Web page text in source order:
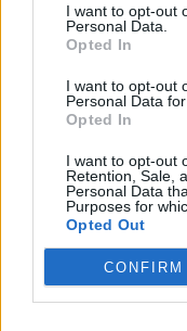
I want to opt-out
Personal Data.
Opted In
I want to opt-out
Personal Data
Opted In
I want to opt-out
Retention, Sale,
Personal Data
Purposes for
Opted Out
CONFIRM
форма на
перцепцијата
статус.
соработка и
намалуваат
укажува на
не само на
Како да
Првиот и